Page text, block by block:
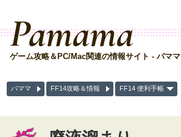
Pamama
ゲーム攻略＆PC/Mac関連の情報サイト - パママ
パママ FF14攻略＆情報 FF14 便利手帳